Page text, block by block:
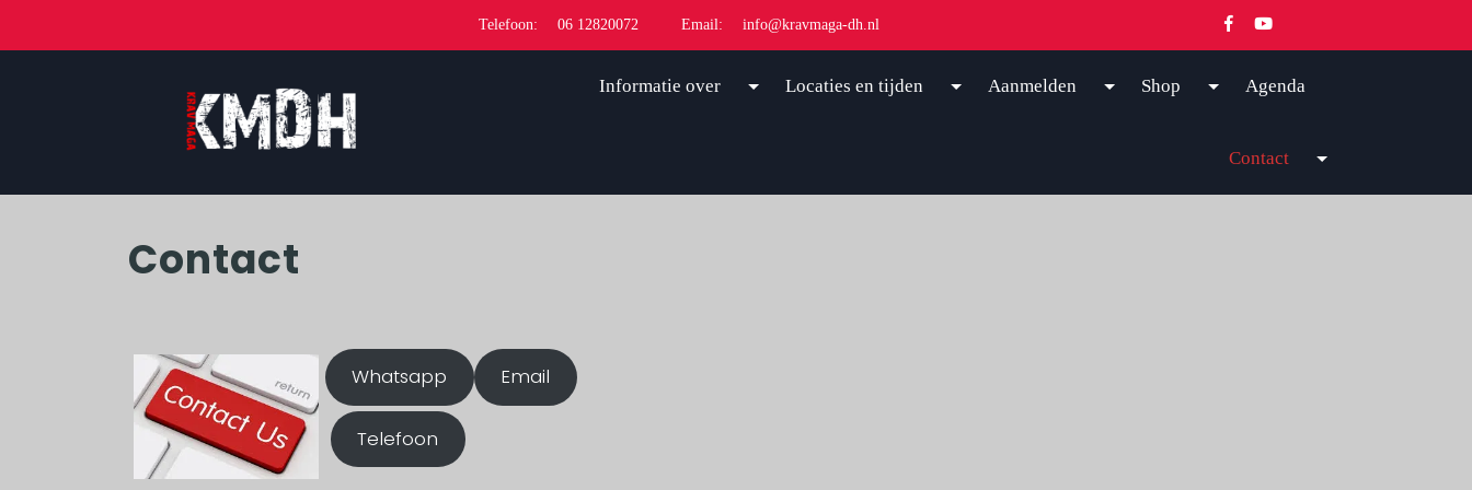
Telefoon: 06 12820072 Email: info@kravmaga-dh.nl
Informatie over Locaties en tijden Aanmelden Shop Agenda
Contact
Contact
Whatsapp Email
Telefoon